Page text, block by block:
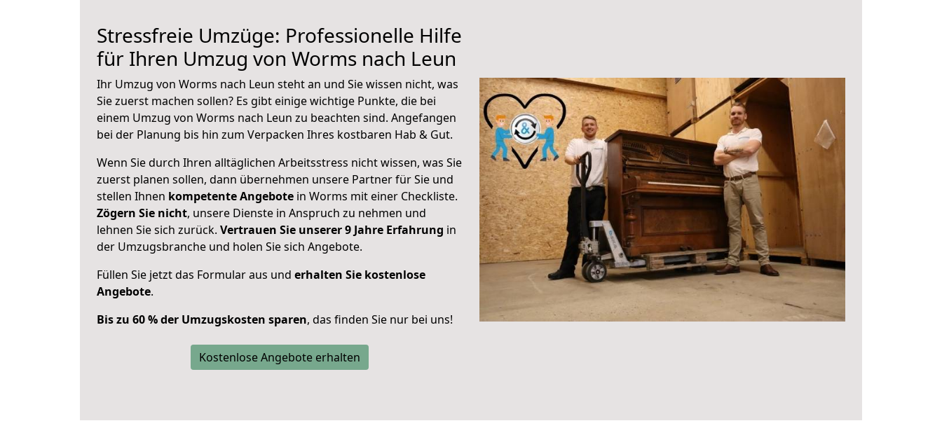
Stressfreie Umzüge: Professionelle Hilfe
für Ihren Umzug von Worms nach Leun
Ihr Umzug von Worms nach Leun steht an und Sie wissen nicht, was
Sie zuerst machen sollen? Es gibt einige wichtige Punkte, die bei
einem Umzug von Worms nach Leun zu beachten sind. Angefangen
bei der Planung bis hin zum Verpacken Ihres kostbaren Hab & Gut.
Wenn Sie durch Ihren alltäglichen Arbeitsstress nicht wissen, was Sie
zuerst planen sollen, dann übernehmen unsere Partner für Sie und
stellen Ihnen kompetente Angebote in Worms mit einer Checkliste.
Zögern Sie nicht, unsere Dienste in Anspruch zu nehmen und
lehnen Sie sich zurück. Vertrauen Sie unserer 9 Jahre Erfahrung in
der Umzugsbranche und holen Sie sich Angebote.
Füllen Sie jetzt das Formular aus und erhalten Sie kostenlose
Angebote.
Bis zu 60 % der Umzugskosten sparen, das finden Sie nur bei uns!
Kostenlose Angebote erhalten